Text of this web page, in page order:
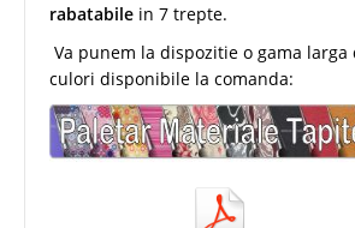
rabatabile in 7 trepte.
Va punem la dispozitie o gama larga
culori disponibile la comanda: